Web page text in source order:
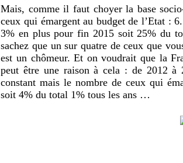
Mais, comme il faut choyer la base
ceux qui émargent au budget de l’Etat :
3% en plus pour fin 2015 soit 25% du
sachez que un sur quatre de ceux que
est un chômeur. Et on voudrait que la
peut être une raison à cela : de 2012 à
constant mais le nombre de ceux qui
soit 4% du total 1% tous les ans …